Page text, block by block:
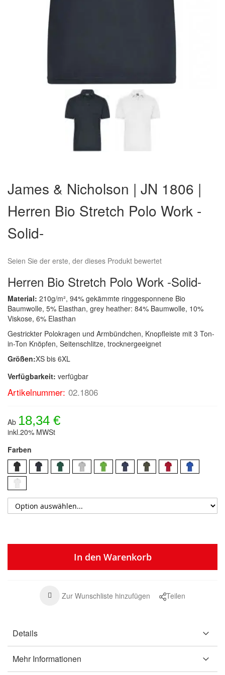
der
Bildergalerie
springen
James & Nicholson | JN 1806 |
Herren Bio Stretch Polo Work -
Solid-
Seien Sie der erste, der dieses Produkt bewertet
Herren Bio Stretch Polo Work -Solid-
Material: 210g/m², 94% gekämmte ringgesponnene Bio
Baumwolle, 5% Elasthan, grey heather: 84% Baumwolle, 10%
Viskose, 6% Elasthan
Gestrickter Polokragen und Armbündchen, Knopfleiste mit 3 Ton-
in-Ton Knöpfen, Seitenschlitze, trocknergeeignet
Größen:XS bis 6XL
Verfügbarkeit: verfügbar
Artikelnummer: 02.1806
Ab 18,34 €
inkl.20% MWSt
Farben
In den Warenkorb
Zur Wunschliste hinzufügen Teilen
Details
Mehr Informationen